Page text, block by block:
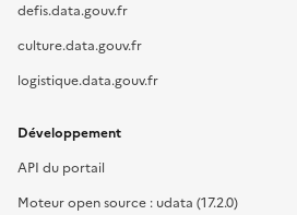
defis.data.gouv.fr
culture.data.gouv.fr
logistique.data.gouv.fr
Développement
API du portail
Moteur open source : udata (17.2.0)